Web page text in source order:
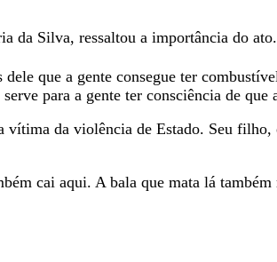
da Silva, ressaltou a importância do ato.
que a gente consegue ter
para a gente ter consciência de
vítima da violência de Estado. Seu
cai aqui. A bala que mata lá